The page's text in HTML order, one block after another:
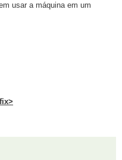
usar a máquina em um